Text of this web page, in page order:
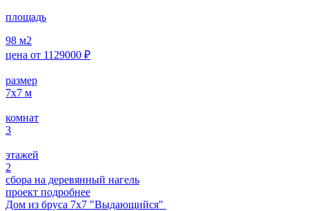
площадь
98 м2
цена от 1129000 ₽
размер
7х7 м
комнат
3
этажей
2
сбора на деревянный нагель
проект подробнее
Дом из бруса 7х7 "Выдающийся"